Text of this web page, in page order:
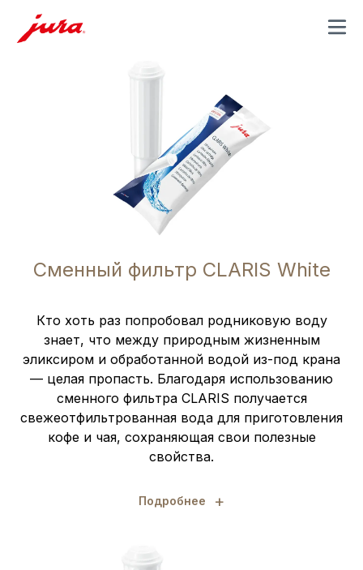
MENU
Сменный фильтр CLARIS White
Кто хоть раз попробовал родниковую воду
знает, что между природным жизненным
эликсиром и обработанной водой из-под крана
— целая пропасть. Благодаря использованию
сменного фильтра CLARIS получается
свежеотфильтрованная вода для приготовления
кофе и чая, сохраняющая свои полезные
свойства.
Подробнее +